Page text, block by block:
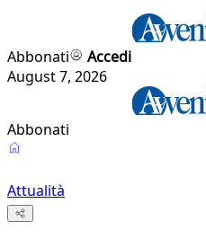
Abbonati
Accedi
August 7, 2026
Abbonati
Attualità